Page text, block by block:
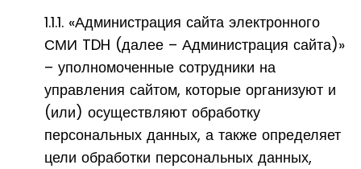
1.1.1. «Администрация сайта электронного
СМИ TDH (далее – Администрация сайта)»
– уполномоченные сотрудники на
управления сайтом, которые организуют и
(или) осуществляют обработку
персональных данных, а также определяет
цели обработки персональных данных,